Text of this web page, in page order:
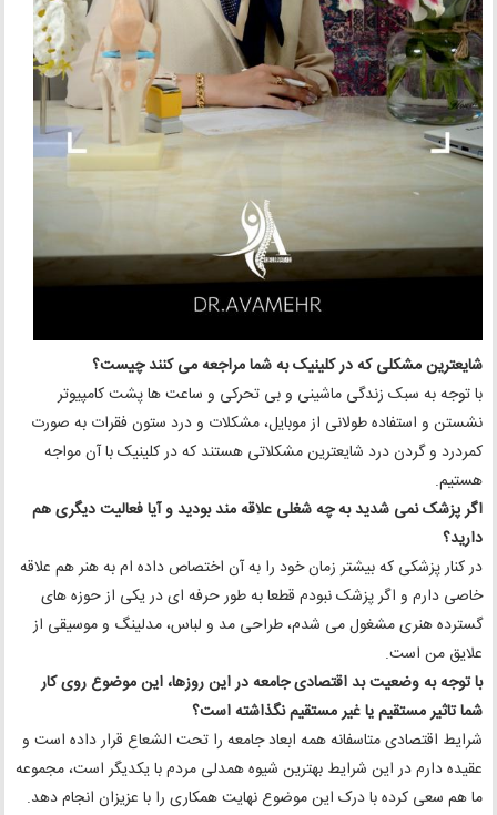
شایعترین مشکلی که در کلینیک به شما مراجعه می کنند چیست؟
با توجه به سبک زندگی ماشینی و بی تحرکی و ساعت ها پشت کامپیوتر
نشستن و استفاده طولانی از موبایل، مشکلات و درد ستون فقرات به صورت
کمردرد و گردن درد شایعترین مشکلاتی هستند که در کلینیک با آن مواجه
هستیم.
اگر پزشک نمی شدید به چه شغلی علاقه مند بودید و آیا فعالیت دیگری هم
دارید؟
در کنار پزشکی که بیشتر زمان خود را به آن اختصاص داده ام به هنر هم علاقه
خاصی دارم و اگر پزشک نبودم قطعا به طور حرفه ای در یکی از حوزه های
گسترده هنری مشغول می شدم، طراحی مد و لباس، مدلینگ و موسیقی از
علایق من است.
با توجه به وضعیت بد اقتصادی جامعه در این روزها، این موضوع روی کار
شما تاثیر مستقیم یا غیر مستقیم نگذاشته است؟
شرایط اقتصادی متاسفانه همه ابعاد جامعه را تحت الشعاع قرار داده است و
عقیده دارم در این شرایط بهترین شیوه همدلی مردم با یکدیگر است، مجموعه
ما هم سعی کرده با درک این موضوع نهایت همکاری را با عزیزان انجام دهد.